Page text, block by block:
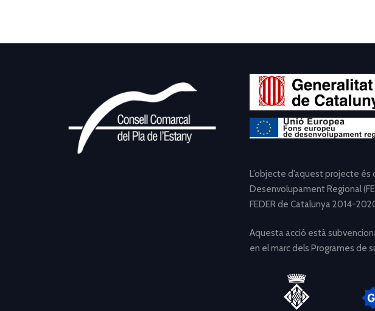
L’objecte d’aquest projecte
Desenvolupament Regional
FEDER de Catalunya 2014-
Aquesta acció està
en el marc dels Programes de